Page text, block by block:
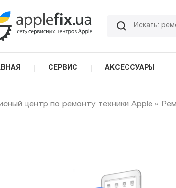
СЕРВИС АКСЕССУАРЫ
центр по ремонту техники Apple »